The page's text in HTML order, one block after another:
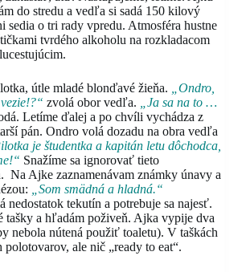
do stredu a vedľa si sadá 150 kilový
sedia o tri rady vpredu. Atmosféra hustne
tvrdého alkoholu na rozkladacom
útle mladé blonďavé žieňa.
„Ondro,
zvolá obor vedľa.
„Ja sa na to …
Letíme ďalej a po chvíli vychádza z
pán. Ondro volá dozadu na obra vedľa
je študentka a kapitán letu dôchodca,
Snažíme sa ignorovať tieto
Na Ajke zaznamenávam známky únavy a
„Som smädná a hladná.“
nedostatok tekutín a potrebuje sa najesť.
tašky a hľadám poživeň. Ajka vypije dva
nebola nútená použiť toaletu). V taškách
polotovarov, ale nič „ready to eat“.